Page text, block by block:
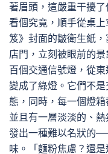
著眉頭，這嚴重干擾
看個究竟，順手從桌
笈》封面的皺衛生紙
店門，立刻被眼前的
百個交通信號燈，從
變成了綠燈。它們不
態，同時，每一個燈
並且有一層淡淡的、
發出一種難以名狀的
味。「麵粉焦慮？還